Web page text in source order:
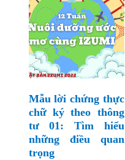
Mẫu lời chứng thực
chữ ký theo thông
tư 01: Tìm hiểu
những điều quan
trọng